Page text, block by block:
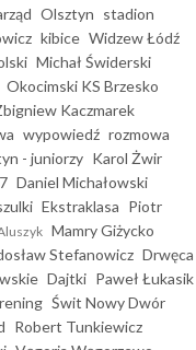
Olsztyn stadion
kibice Widzew Łódź
Michał Świderski
Okocimski KS Brzesko
Kaczmarek
wypowiedź rozmowa
- juniorzy Karol Żwir
Daniel Michałowski
Ekstraklasa Piotr
Mamry Giżycko
Stefanowicz Drwęca
Dajtki Paweł Łukasik
Świt Nowy Dwór
Robert Tunkiewicz